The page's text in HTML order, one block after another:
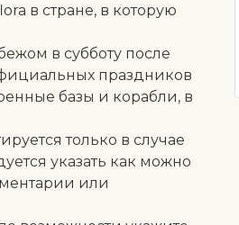
в стране, в которую
в субботу после
праздников
базы и корабли, в
только в случае
указать как можно
или